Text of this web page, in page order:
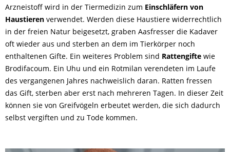
Arzneistoff wird in der Tiermedizin zum Einschläfern von
Haustieren verwendet. Werden diese Haustiere widerrechtlich
in der freien Natur beigesetzt, graben Aasfresser die Kadaver
oft wieder aus und sterben an dem im Tierkörper noch
enthaltenen Gifte. Ein weiteres Problem sind Rattengifte wie
Brodifacoum. Ein Uhu und ein Rotmilan verendeten im Laufe
des vergangenen Jahres nachweislich daran. Ratten fressen
das Gift, sterben aber erst nach mehreren Tagen. In dieser Zeit
können sie von Greifvögeln erbeutet werden, die sich dadurch
selbst vergiften und zu Tode kommen.